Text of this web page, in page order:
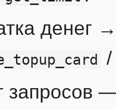
денег
запросов